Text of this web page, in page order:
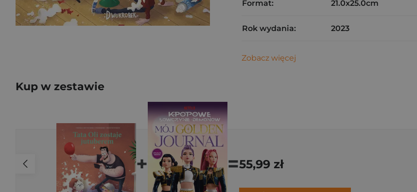
Format: 21.0x25.0cm
Rok wydania: 2023
Zobacz więcej
Kup w zestawie
+ =55,99 zł